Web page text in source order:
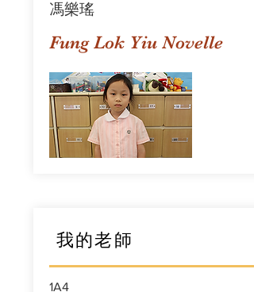
馮樂瑤
Fung Lok Yiu Novelle
我的老師
1A4